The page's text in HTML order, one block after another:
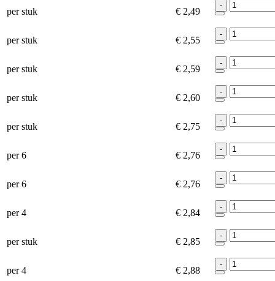
per stuk € 2,49
-
per stuk € 2,55
-
per stuk € 2,59
-
per stuk € 2,60
-
per stuk € 2,75
-
per 6 € 2,76
-
per 6 € 2,76
-
per 4 € 2,84
-
per stuk € 2,85
-
per 4 € 2,88
-